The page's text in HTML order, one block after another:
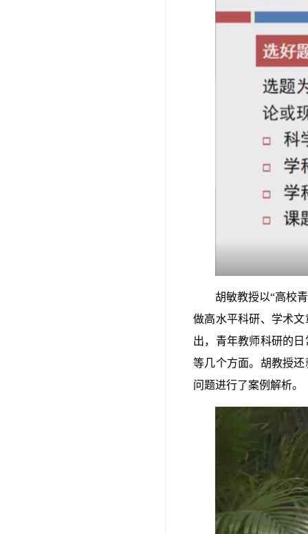
胡敏教授以“高校
做高水平科研、学术
出，青年教师科研的
等几个方面。胡教授
问题进行了案例解析。